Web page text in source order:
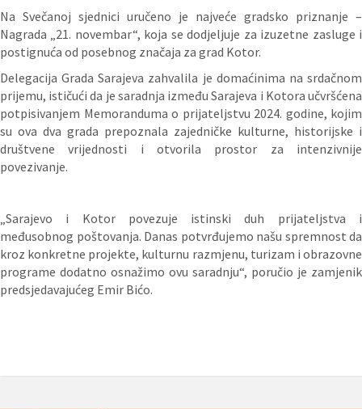
Na Svečanoj sjednici uručeno je najveće gradsko priznanje –
Nagrada „21. novembar“, koja se dodjeljuje za izuzetne zasluge i
postignuća od posebnog značaja za grad Kotor.
Delegacija Grada Sarajeva zahvalila je domaćinima na srdačnom
prijemu, ističući da je saradnja između Sarajeva i Kotora učvršćena
potpisivanjem Memoranduma o prijateljstvu 2024. godine, kojim
su ova dva grada prepoznala zajedničke kulturne, historijske i
društvene vrijednosti i otvorila prostor za intenzivnije
povezivanje.
„Sarajevo i Kotor povezuje istinski duh prijateljstva i
međusobnog poštovanja. Danas potvrđujemo našu spremnost da
kroz konkretne projekte, kulturnu razmjenu, turizam i obrazovne
programe dodatno osnažimo ovu saradnju“, poručio je zamjenik
predsjedavajućeg Emir Bićo.